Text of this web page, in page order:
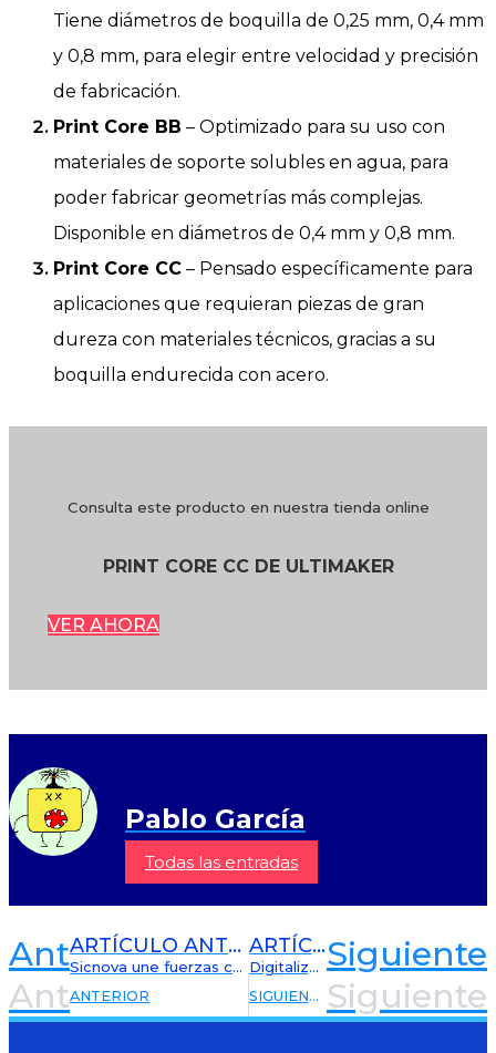
Tiene diámetros de boquilla de 0,25 mm, 0,4 mm
y 0,8 mm, para elegir entre velocidad y precisión
de fabricación.
Print Core BB – Optimizado para su uso con
materiales de soporte solubles en agua, para
poder fabricar geometrías más complejas.
Disponible en diámetros de 0,4 mm y 0,8 mm.
Print Core CC – Pensado específicamente para
aplicaciones que requieran piezas de gran
dureza con materiales técnicos, gracias a su
boquilla endurecida con acero.
Consulta este producto en nuestra tienda online
PRINT CORE CC DE ULTIMAKER
VER AHORA
Pablo García
Todas las entradas
Ant ARTÍCULO ANTERIOR
Sicnova une fuerzas con la ONG Ayúdame3D para la producción de prótesis mediante fabricación aditiva
ARTÍCULO SIGUIENTE
Digitalización 3D de los gigantes y cabezudos de Pamplona Siguiente
AntANTERIOR SIGUIENTE Siguiente